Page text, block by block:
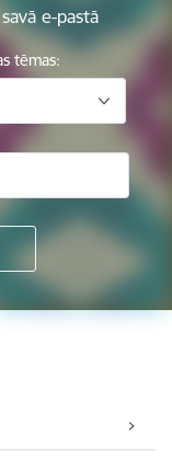
e-pastā
tēmas: